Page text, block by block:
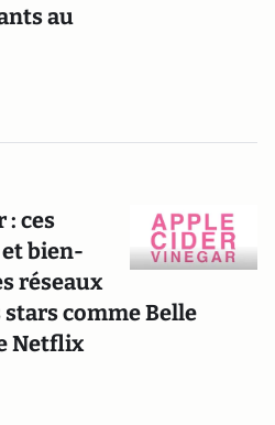
au
: ces
bien-
réseaux
comme Belle
Netflix